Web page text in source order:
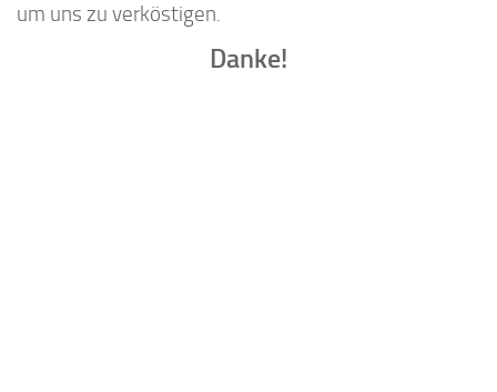
um uns zu verköstigen.
Danke!